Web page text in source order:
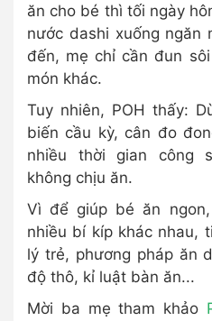
ăn cho bé thì tối ngày
nước dashi xuống ngăn
đến, mẹ chỉ cần đun
món khác.
Tuy nhiên, POH thấy:
biến cầu kỳ, cân đo
nhiều thời gian công
không chịu ăn.
Vì để giúp bé ăn
nhiều bí kíp khác nhau,
lý trẻ, phương pháp ăn
độ thô, kỉ luật bàn ăn...
Mời ba mẹ tham khảo